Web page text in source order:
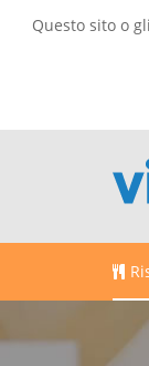
Questo sito o